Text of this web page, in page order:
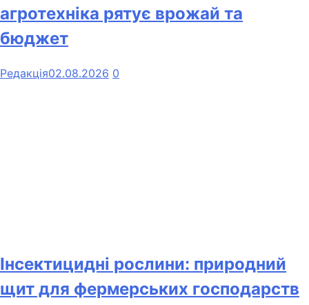
агротехніка рятує врожай та
бюджет
Редакція02.08.2026 0
Інсектицидні рослини: природний
щит для фермерських господарств